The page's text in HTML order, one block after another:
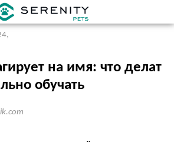
,
на имя: что делат
обучать